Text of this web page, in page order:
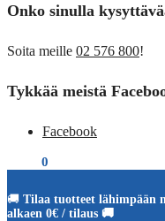
Onko sinulla
Soita meille 02 576 800!
Tykkää meistä
Facebook
0
🚚 Tilaa tuotteet lähimpään
alkaen 0€ / tilaus 🚚